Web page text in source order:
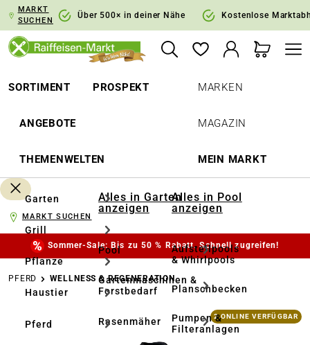
Zur Hauptnavigation springen
MARKT
SUCHEN
Über 500× in deiner Nähe Kostenlose
SORTIMENT PROSPEKT
ANGEBOTE
THEMENWELTEN
MARKEN
MAGAZIN
MEIN MARKT
Garten
Grill
Pflanze
Haustier
Pferd
Alles in Garten
anzeigen
Pool
Gartenmaschinen &
Forstbedarf
Rasenmäher
Alles in Pool
anzeigen
Aufstellpools
& Whirlpools
Planschbecken
Pumpen &
Filteranlagen
MARKT SUCHEN
Sommer-Sale: Bis zu 50 % Rabatt. Schnell zugreifen!
PFERD WELLNESS & REGENERATION
Bildergalerie überspringen 2 ONLINE VERFÜGBAR